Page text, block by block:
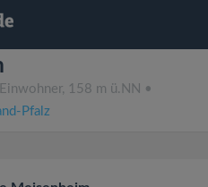
158 m ü.NN •
Pfalz